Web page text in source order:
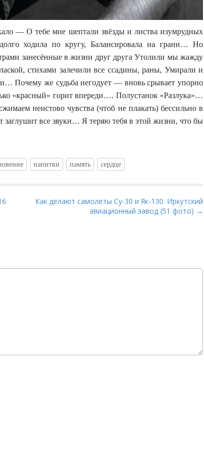
— О тебе мне шептали звёзды и листва изумрудных
ходила по кругу, Балансировала на грани… Но
занесённые в жизни друг друга Утолили мы жажду
стихами залечили все ссадины, раны, Умирали и
Почему же судьба негодует — вновь срывает упорно
«красный» горит впереди…. Полустанок «Разлука»…
неистово чувства (чтоб не плакать) бессильно в
все звуки… Я теряю тебя в этой жизни, что бы
напитки память сердце
Как делают самолеты Су-30 и Як-130. Иркутский
авиационный завод (51 фото) →